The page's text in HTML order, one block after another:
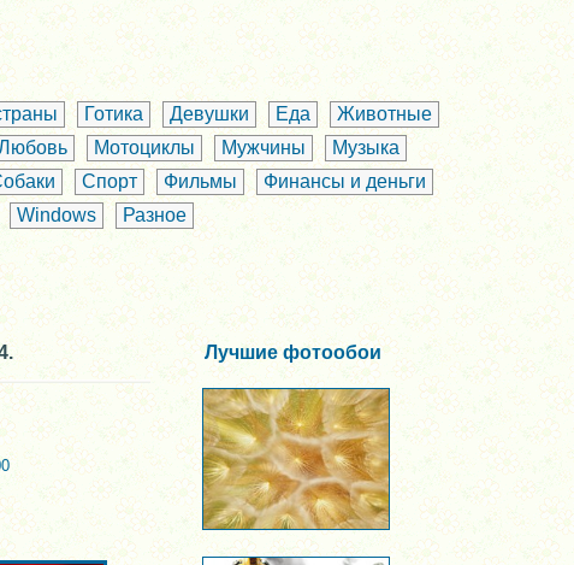
Готика Девушки Еда
Животные
Мотоциклы Мужчины
Музыка
Спорт Фильмы
Финансы и деньги
Windows Разное
Лучшие фотообои